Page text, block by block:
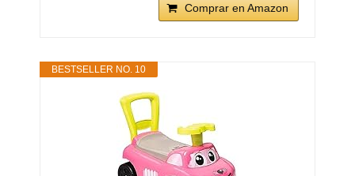
Comprar en Amazon
BESTSELLER NO. 10